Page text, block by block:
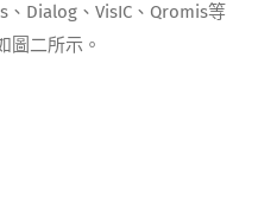
Dialog、VisIC、Qromis等
圖二所示。